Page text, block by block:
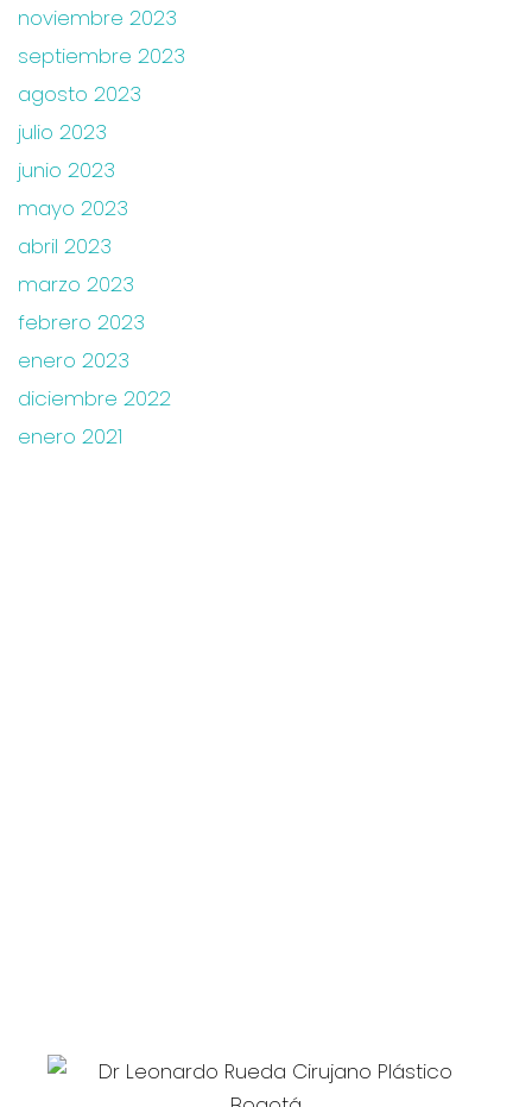
noviembre 2023
septiembre 2023
agosto 2023
julio 2023
junio 2023
mayo 2023
abril 2023
marzo 2023
febrero 2023
enero 2023
diciembre 2022
enero 2021